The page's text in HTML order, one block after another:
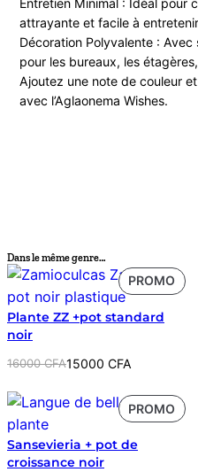
Entretien Minimal : Idéal pour
attrayante et facile à
Décoration Polyvalente :
pour les bureaux, les
Ajoutez une note de couleur
avec l’Aglaonema Wishes.
Dans le même genre…
PROMO
EN
Plante ZZ +pot standard
noir
16000CFA
Le
initial
était :
16000 CFA.
15000 CFA
Le
actuel
est :
15000 CFA.
PROMO
EN
Sansevieria + pot de
croissance noir